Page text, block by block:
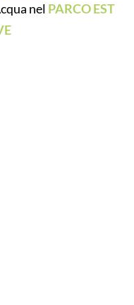
nel PARCO EST